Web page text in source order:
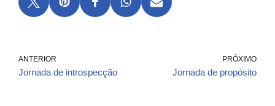
ANTERIOR
Jornada de introspecção
PRÓXIMO
Jornada de propósito